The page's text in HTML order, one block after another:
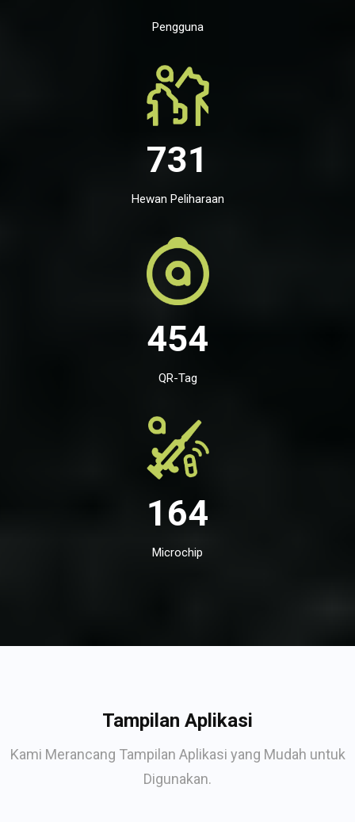
Pengguna
731
Hewan Peliharaan
454
QR-Tag
164
Microchip
Tampilan Aplikasi
Kami Merancang Tampilan Aplikasi yang Mudah untuk
Digunakan.